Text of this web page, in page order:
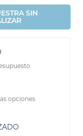
SIN
opciones